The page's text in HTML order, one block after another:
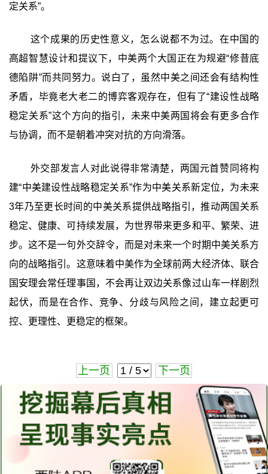
定关系”。
这个成果的历史性意义，怎么说都不为过。在中国的
高超智慧设计和提议下，中美两个大国正在为规避“修昔底
德陷阱”而共同努力。说白了，虽然中美之间还会有结构性
矛盾，毕竟老大老二的博弈客观存在，但有了“建设性战略
稳定关系”这个方向的指引，未来中美两国将会有更多合作
与协调，而不是朝着冲突对抗的方向滑落。
外交部发言人对此说得非常清楚，两国元首赞同将构
建“中美建设性战略稳定关系”作为中美关系新定位，为未来
3年乃至更长时间的中美关系提供战略指引，推动两国关系
稳定、健康、可持续发展，为世界带来更多和平、繁荣、进
步。这不是一句外交辞令，而是对未来一个时期中美关系方
向的战略指引。这意味着中美作为全球前两大经济体、联合
国安理会常任理事国，不会再让双边关系像过山车一样剧烈
起伏，而是在合作、竞争、分歧与风险之间，建立起更可
控、更理性、更稳定的框架。
上一页 下一页